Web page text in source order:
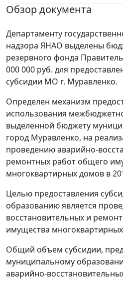
Обзор документа
Департаменту
надзора ЯНАО выделены
резервного фонда
000 000 руб. для
субсидии МО г. Муравленко.
Определен механизм
использования
выделенной бюджету
город Муравленко, на
проведению аварийно-
ремонтных работ общего
многоквартирных домов в
Целью предоставления
образованию является
восстановительных и
имущества
Общий объем субсидии,
муниципальному
аварийно-